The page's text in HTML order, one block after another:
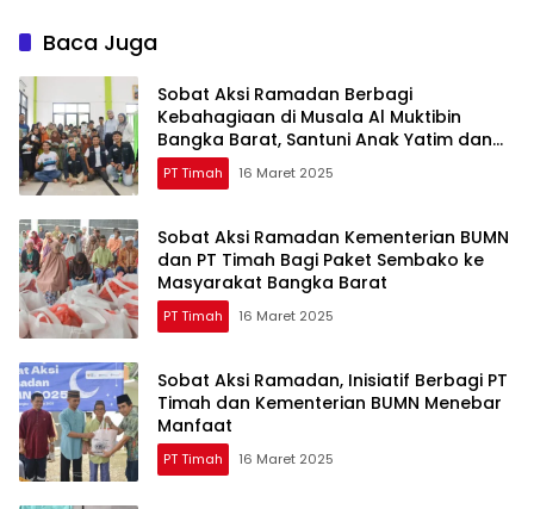
Baca Juga
Sobat Aksi Ramadan Berbagi
Kebahagiaan di Musala Al Muktibin
Bangka Barat, Santuni Anak Yatim dan
Piatu
PT Timah 16 Maret 2025
Sobat Aksi Ramadan Kementerian BUMN
dan PT Timah Bagi Paket Sembako ke
Masyarakat Bangka Barat
PT Timah 16 Maret 2025
Sobat Aksi Ramadan, Inisiatif Berbagi PT
Timah dan Kementerian BUMN Menebar
Manfaat
PT Timah 16 Maret 2025